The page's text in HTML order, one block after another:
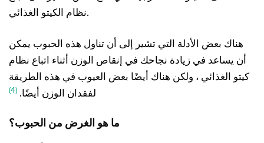
نظام الكيتو الغذائي.
هناك بعض الأدلة التي تشير إلى أن تناول هذه الحبوب يمكن
أن يساعد في زيادة نجاحك في إنقاص الوزن أثناء اتباع نظام
كيتو الغذائي ، ولكن هناك أيضًا بعض العيوب في هذه الطريقة
لفقدان الوزن أيضًا. (4)
ما هو الغرض من الحبوب؟